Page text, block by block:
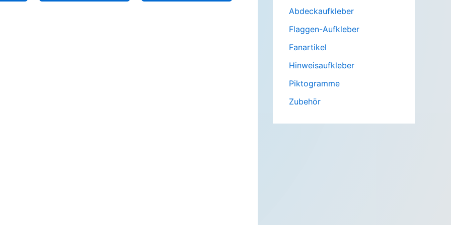
Abdeckaufkleber
Flaggen-Aufkleber
Fanartikel
Hinweisaufkleber
Piktogramme
Zubehör